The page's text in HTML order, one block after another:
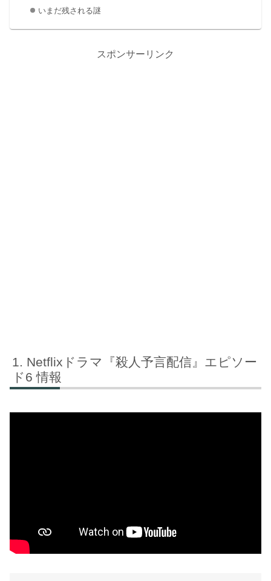
いまだ残される謎
スポンサーリンク
Netflixドラマ『殺人予言配信』エピソー
ド6 情報